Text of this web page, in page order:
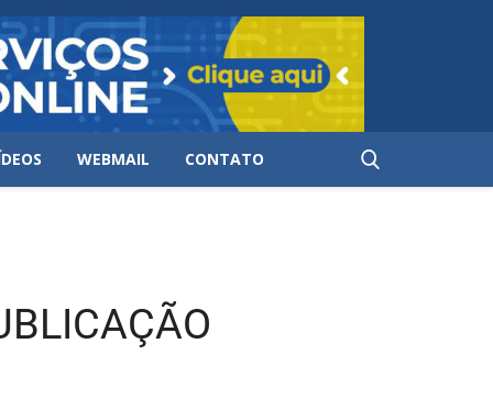
WEBMAIL CONTATO